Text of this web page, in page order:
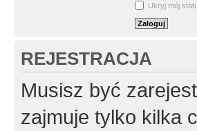
Ukryj mój
REJESTRACJA
Musisz być
zajmuje tylko kilka